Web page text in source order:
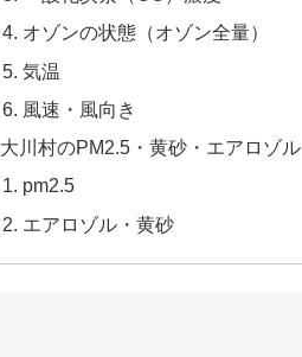
オゾンの状態（オゾン全量）
気温
風速・風向き
大川村のPM2.5・黄砂・エアロゾル
pm2.5
エアロゾル・黄砂